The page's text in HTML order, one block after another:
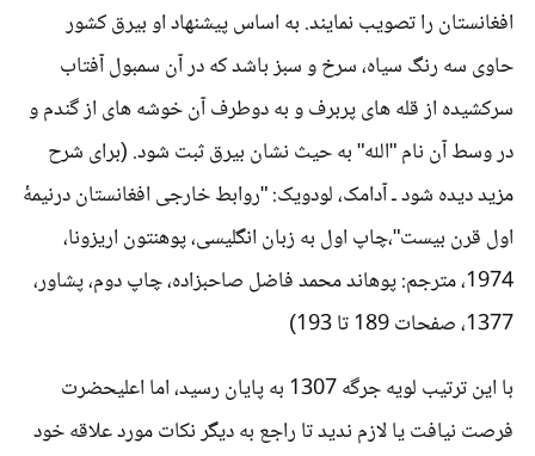
افغانستان را تصویب نمایند. به اساس پیشنهاد او بیرق کشور
حاوی سه رنگ سیاه، سرخ و سبز باشد که در آن سمبول آفتاب
سرکشیده از قله های پربرف و به دوطرف آن خوشه های از گندم و
در وسط آن نام "الله" به حیث نشان بیرق ثبت شود. (برای شرح
مزید دیده شود ـ آدامک، لودویک: "روابط خارجی افغانستان درنیمۀ
اول قرن بیست"،چاپ اول به زبان انگلیسی، پوهنتون اریزونا،
1974، مترجم: پوهاند محمد فاضل صاحبزاده، چاپ دوم، پشاور،
1377، صفحات 189 تا 193)
با این ترتیب لویه جرگه 1307 به پایان رسید، اما اعلیحضرت
فرصت نیافت یا لازم ندید تا راجع به دیگر نکات مورد علاقه خود